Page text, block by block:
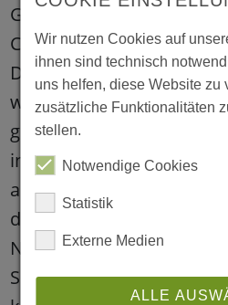
Garten stehen", freut sich
Christina Kabs und
Donnerstag ist Teamtag.
weitere Pläne schmieden,
gewonnenen 1.000 Euro
in der Vergangenheit
auf die Sicherheit achten
da eher pragmatische
Nun können wir uns auf
Spielen und Entdecken
Wir nutzen Cookies auf
ihnen sind technisch
uns helfen, diese Website zu
zusätzliche Funktionalitäten
stellen.
Notwendige Cookies
Statistik
Externe Medien
ALLE